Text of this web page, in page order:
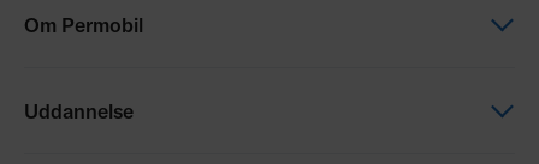
Om Permobil
Uddannelse